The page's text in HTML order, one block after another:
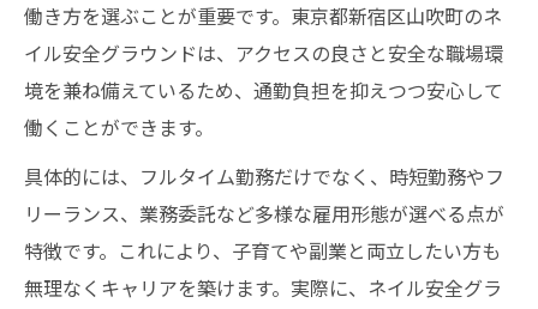
働き方を選ぶことが重要です。東京都新宿区山吹町のネ
イル安全グラウンドは、アクセスの良さと安全な職場環
境を兼ね備えているため、通勤負担を抑えつつ安心して
働くことができます。
具体的には、フルタイム勤務だけでなく、時短勤務やフ
リーランス、業務委託など多様な雇用形態が選べる点が
特徴です。これにより、子育てや副業と両立したい方も
無理なくキャリアを築けます。実際に、ネイル安全グラ